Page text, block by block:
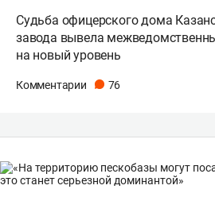
Судьба офицерского дома
завода вывела
на новый уровень
Комментарии 76